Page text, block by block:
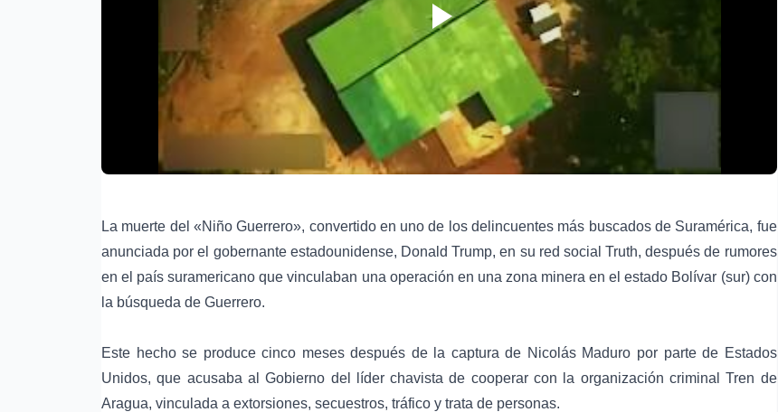
La muerte del «Niño Guerrero», convertido en uno de los delincuentes más buscados de Suramérica, fue
anunciada por el gobernante estadounidense, Donald Trump, en su red social Truth, después de rumores
en el país suramericano que vinculaban una operación en una zona minera en el estado Bolívar (sur) con
la búsqueda de Guerrero.
Este hecho se produce cinco meses después de la captura de Nicolás Maduro por parte de Estados
Unidos, que acusaba al Gobierno del líder chavista de cooperar con la organización criminal Tren de
Aragua, vinculada a extorsiones, secuestros, tráfico y trata de personas.